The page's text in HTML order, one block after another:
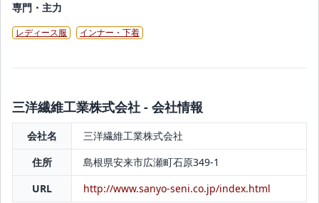
専門・主力
レディース服 インナー・下着
三洋繊維工業株式会社 - 会社情報
会社名
三洋繊維工業株式会社
住所
島根県安来市広瀬町石原349-1
URL
http://www.sanyo-seni.co.jp/index.html